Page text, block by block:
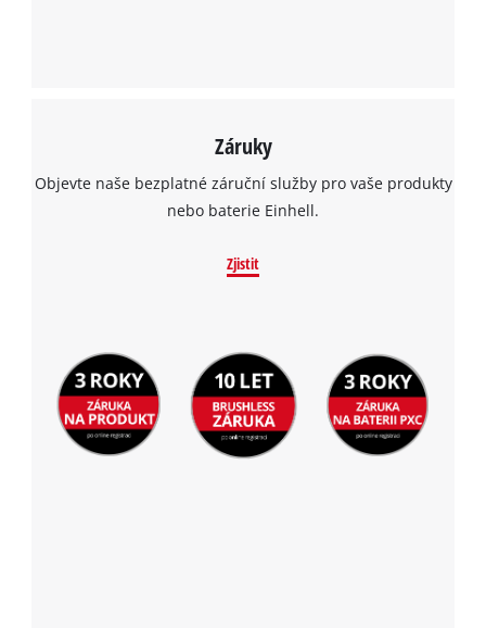
Záruky
Objevte naše bezplatné záruční služby pro vaše produkty
nebo baterie Einhell.
Zjistit